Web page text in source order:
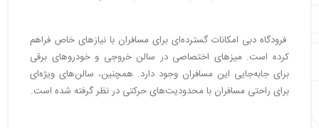
فرودگاه دبی امکانات گسترده‌ای برای مسافران با نیازهای خاص فراهم
کرده است. میزهای اختصاصی در سالن خروجی و خودروهای برقی
برای جابه‌جایی این مسافران وجود دارد. همچنین، سالن‌های ویژه‌ای
برای راحتی مسافران با محدودیت‌های حرکتی در نظر گرفته شده است.